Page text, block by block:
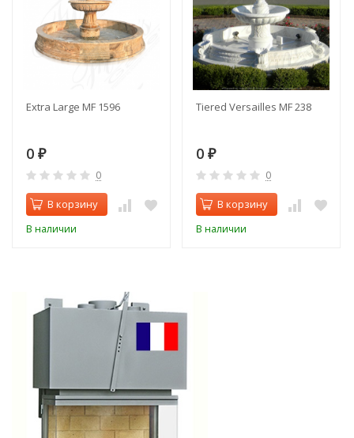
Extra Large MF 1596
0 ₽
0
В корзину
В наличии
Tiered Versailles MF 238
0 ₽
0
В корзину
В наличии